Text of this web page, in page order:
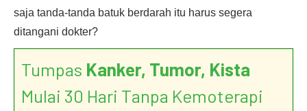
saja tanda-tanda batuk berdarah itu harus segera
ditangani dokter?
Tumpas Kanker, Tumor, Kista
Mulai 30 Hari Tanpa Kemoterapi